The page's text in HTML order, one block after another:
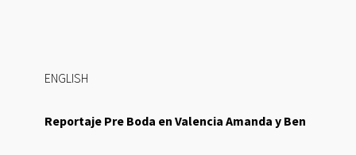
ENGLISH
Reportaje Pre Boda en Valencia Amanda y Ben